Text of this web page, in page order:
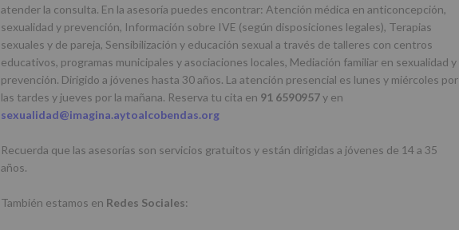
atender la consulta. En la asesoría puedes encontrar: Atención médica en anticoncepción,
sexualidad y prevención, Información sobre IVE (según disposiciones legales), Terapias
sexuales y de pareja, Sensibilización y educación sexual a través de talleres con centros
educativos, programas municipales y asociaciones locales, Mediación familiar en sexualidad y
prevención. Dirigido a jóvenes hasta 30 años. La atención presencial es lunes y miércoles por
las tardes y jueves por la mañana. Reserva tu cita en 91 6590957y en
sexualidad@imagina.aytoalcobendas.org
Recuerda que las asesorías son servicios gratuitos y están dirigidas a jóvenes de 14 a 35
años.
También estamos en Redes Sociales: